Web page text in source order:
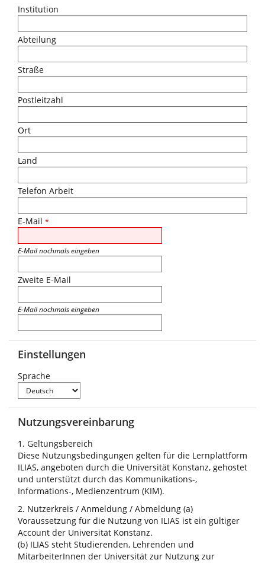
Institution
Abteilung
Straße
Postleitzahl
Ort
Land
Telefon Arbeit
E-Mail *
E-Mail nochmals eingeben
Zweite E-Mail
E-Mail nochmals eingeben
Einstellungen
Sprache
Nutzungsvereinbarung
1. Geltungsbereich
Diese Nutzungsbedingungen gelten für die Lernplattform
ILIAS, angeboten durch die Universität Konstanz, gehostet
und unterstützt durch das Kommunikations-,
Informations-, Medienzentrum (KIM).
2. Nutzerkreis / Anmeldung / Abmeldung (a)
Voraussetzung für die Nutzung von ILIAS ist ein gültiger
Account der Universität Konstanz.
(b) ILIAS steht Studierenden, Lehrenden und
MitarbeiterInnen der Universität zur Nutzung zur